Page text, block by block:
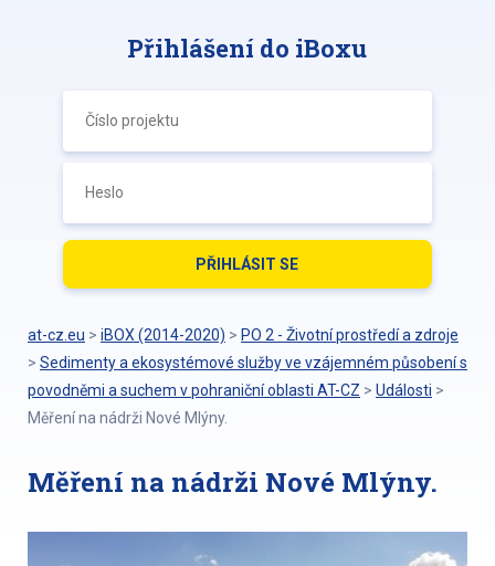
Přihlášení do iBoxu
at-cz.eu > iBOX (2014-2020) > PO 2 - Životní prostředí a zdroje
> Sedimenty a ekosystémové služby ve vzájemném působení s
povodněmi a suchem v pohraniční oblasti AT-CZ > Události >
Měření na nádrži Nové Mlýny.
Měření na nádrži Nové Mlýny.